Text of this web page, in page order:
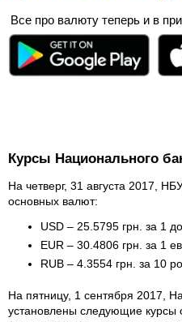
Все про валюту теперь и в
Курсы Национального
На четверг, 31 августа 2017,
основных валют:
USD – 25.5795 грн. за 1
EUR – 30.4806 грн. за 1
RUB – 4.3554 грн. за 10
На пятницу, 1 сентября 2017,
установлены следующие курсы